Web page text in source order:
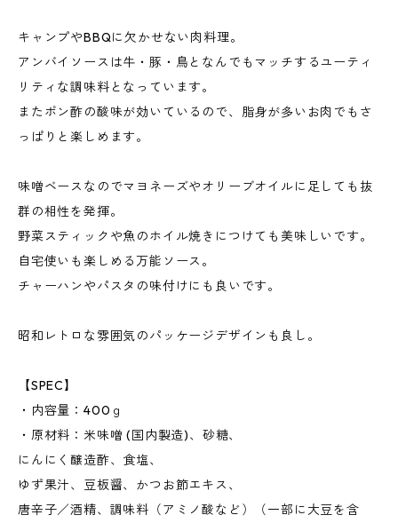
キャンプやBBQに欠かせない肉料理。
アンバイソースは牛・豚・鳥となんでもマッチするユーティ
リティな調味料となっています。
またポン酢の酸味が効いているので、脂身が多いお肉でもさ
っぱりと楽しめます。
味噌ベースなのでマヨネーズやオリーブオイルに足しても抜
群の相性を発揮。
野菜スティックや魚のホイル焼きにつけても美味しいです。
自宅使いも楽しめる万能ソース。
チャーハンやパスタの味付けにも良いです。
昭和レトロな雰囲気のパッケージデザインも良し。
【SPEC】
・内容量：400ｇ
・原材料：米味噌 (国内製造)、砂糖、
にんにく醸造酢、食塩、
ゆず果汁、豆板醤、かつお節エキス、
唐辛子／酒精、調味料（アミノ酸など）（一部に大豆を含